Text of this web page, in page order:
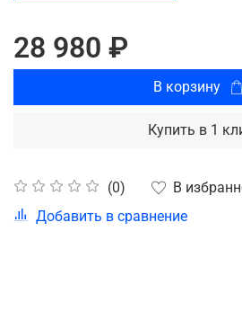
(0)
В
Добавить в сравнение
28 980 ₽
В корзину
Купить в 1